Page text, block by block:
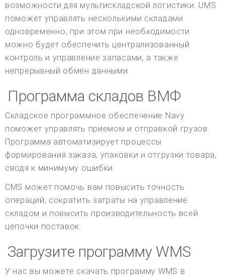
возможности для мультискладской логистики. UMS
поможет управлять несколькими складами
одновременно, при этом при необходимости
можно будет обеспечить централизованный
контроль и управление запасами, а также
непрерывный обмен данными.
Программа складов ВМФ
Складское программное обеспечение Navy
поможет управлять приемом и отправкой грузов.
Программа автоматизирует процессы
формирования заказа, упаковки и отгрузки товара,
сводя к минимуму ошибки.
CMS может помочь вам повысить точность
операций, сократить затраты на управление
складом и повысить производительность всей
цепочки поставок.
Загрузите программу WMS
У нас вы можете скачать программу WMS в